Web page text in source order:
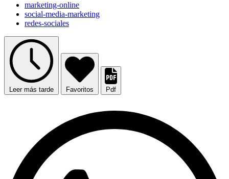
marketing-online
social-media-marketing
redes-sociales
Leer más tarde Favoritos Pdf